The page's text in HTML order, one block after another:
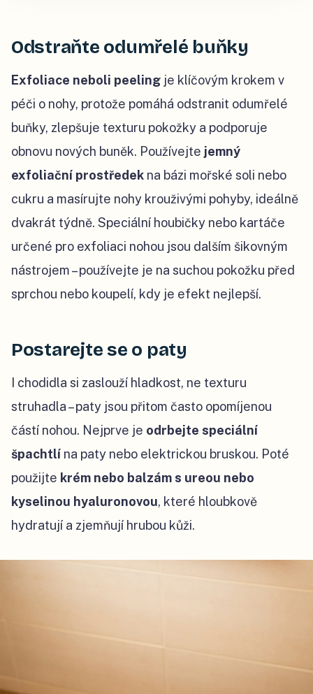
Odstraňte odumřelé buňky
Exfoliace neboli peeling je klíčovým krokem v
péči o nohy, protože pomáhá odstranit odumřelé
buňky, zlepšuje texturu pokožky a podporuje
obnovu nových buněk. Používejte jemný
exfoliační prostředek na bázi mořské soli nebo
cukru a masírujte nohy krouživými pohyby, ideálně
dvakrát týdně. Speciální houbičky nebo kartáče
určené pro exfoliaci nohou jsou dalším šikovným
nástrojem – používejte je na suchou pokožku před
sprchou nebo koupelí, kdy je efekt nejlepší.
Postarejte se o paty
I chodidla si zaslouží hladkost, ne texturu
struhadla – paty jsou přitom často opomíjenou
částí nohou. Nejprve je odrbejte speciální
špachtlí na paty nebo elektrickou bruskou. Poté
použijte krém nebo balzám s ureou nebo
kyselinou hyaluronovou, které hloubkově
hydratují a zjemňují hrubou kůži.